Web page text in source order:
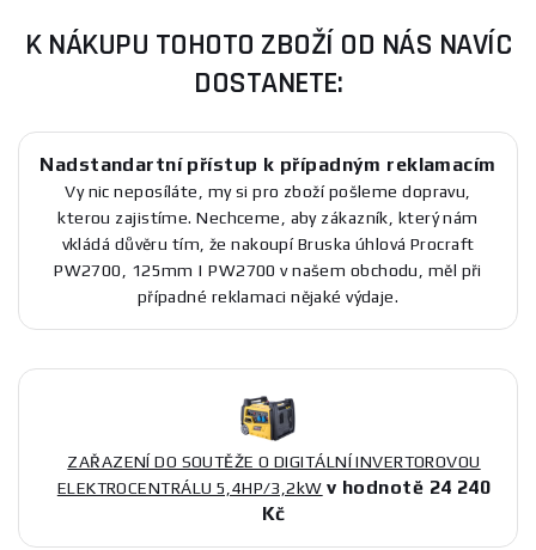
K NÁKUPU TOHOTO ZBOŽÍ OD NÁS NAVÍC
DOSTANETE:
Nadstandartní přístup k případným reklamacím
Vy nic neposíláte, my si pro zboží pošleme dopravu,
kterou zajistíme. Nechceme, aby zákazník, který nám
vkládá důvěru tím, že nakoupí Bruska úhlová Procraft
PW2700, 125mm | PW2700 v našem obchodu, měl při
případné reklamaci nějaké výdaje.
ZAŘAZENÍ DO SOUTĚŽE O DIGITÁLNÍ INVERTOROVOU
ELEKTROCENTRÁLU 5,4HP/3,2kW v hodnotě 24 240
Kč